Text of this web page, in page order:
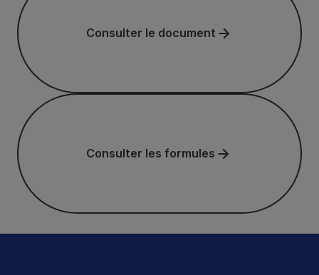
Consulter le document
Consulter les formules
Consulter les formules